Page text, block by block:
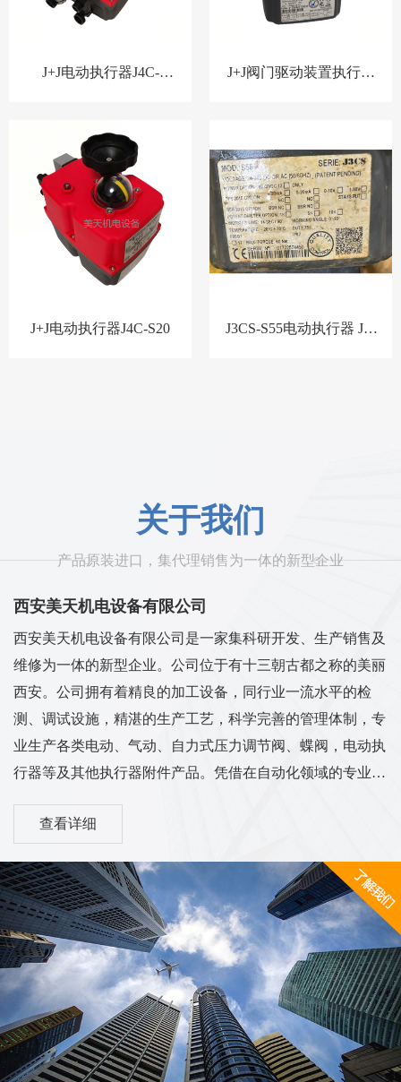
J+J电动执行器J4C-
J+J阀门驱动装置执行器
J+J电动执行器J4C-S20
J3CS-S55电动执行器 J+J
关于我们
产品原装进口，集代理销售为一体的新型企业
西安美天机电设备有限公司
西安美天机电设备有限公司是一家集科研开发、生产销售及
维修为一体的新型企业。公司位于有十三朝古都之称的美丽
西安。公司拥有着精良的加工设备，同行业一流水平的检
测、调试设施，精湛的生产工艺，科学完善的管理体制，专
业生产各类电动、气动、自力式压力调节阀、蝶阀，电动执
行器等及其他执行器附件产品。凭借在自动化领域的专业水
仪表和控制系统产品。西安美天机电设备有限公司是一家集
十三朝古都之称的美丽西安。公司拥有着精良的加工设备，
同行业一流水平的检测、调试设施，精湛的生产工艺，科学
完善的管理体制，专业生产各类电动、气动、自力式压力调
节阀、蝶阀，电动执行器等及其他执行器附件产品。凭借在
自动化领域的专业水平和成熟的技术，在工控领域迅速崛
起，同时经营压力系列仪表和控制系统产品。
查看详细